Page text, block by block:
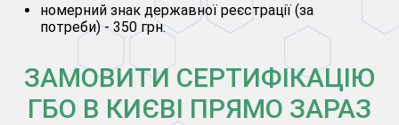
номерний знак державної реєстрації (за
потреби) - 350 грн.
ЗАМОВИТИ СЕРТИФІКАЦІЮ
ГБО В КИЄВІ ПРЯМО ЗАРАЗ